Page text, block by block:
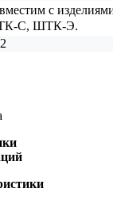
с
С, ШТК-Э.